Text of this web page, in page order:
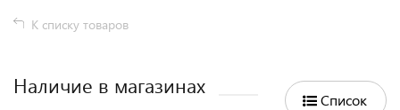
К списку товаров
Наличие в магазинах
Список